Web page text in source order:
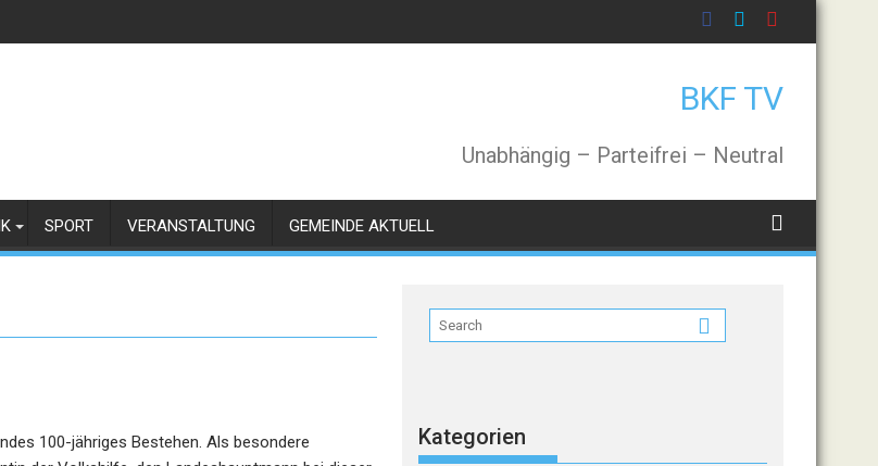
BKF TV
Unabhängig – Parteifrei – Neutral
SPORT VERANSTALTUNG GEMEINDE AKTUELL
100-jähriges Bestehen. Als besondere
Kategorien